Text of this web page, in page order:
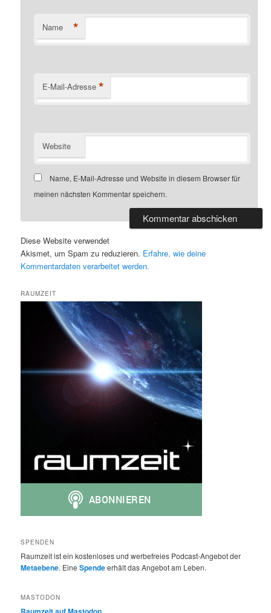
Name *
E-Mail-Adresse *
Website
Name, E-Mail-Adresse und Website in diesem Browser für
meinen nächsten Kommentar speichern.
Diese Website verwendet
Akismet, um Spam zu reduzieren. Erfahre, wie deine
Kommentardaten verarbeitet werden.
RAUMZEIT
SPENDEN
Raumzeit ist ein kostenloses und werbefreies Podcast-Angebot der
Metaebene. EineSpendeerhält das Angebot am Leben.
MASTODON